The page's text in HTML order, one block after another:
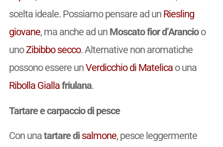
scelta ideale. Possiamo pensare ad un Riesling
giovane, ma anche ad un Moscato fior d’Arancioo
unoZibibbo secco. Alternative non aromatiche
possono essere unVerdicchio di Matelicao una
Ribolla Giallafriulana.
Tartare e carpaccio di pesce
Con unatartare disalmone, pesce leggermente